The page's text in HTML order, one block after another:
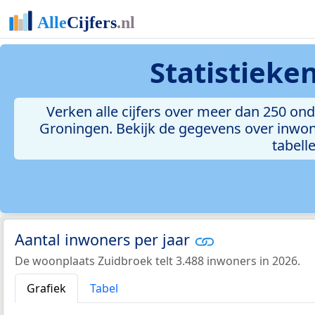
Verken alle cijfers over meer dan 250
Groningen. Bekijk de gegevens over
Aantal inwoners per jaar
De woonplaats Zuidbroek telt 3.488 inwoners in 2026.
Grafiek
Tabel